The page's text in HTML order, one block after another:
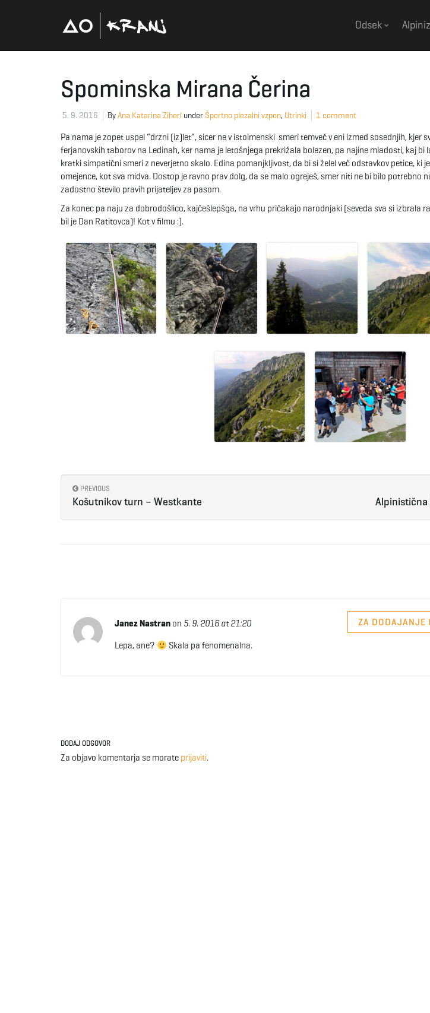
Odsek
Spominska Mirana Čerina
5. 9. 2016 ByAna Katarina Ziherl under Športno plezalni vzpon, Utrinki 1 comment
Pa nama je zopet uspel “drzni (iz)let”, sicer ne v istoimenski smeri temveč v eni izmed sosednjih, kjer
ferjanovskih taborov na Ledinah, ker nama je letošnjega prekrižala bolezen, pa najine mladosti, kaj bi
kratki simpatični smeri z neverjetno skalo. Edina pomanjkljivost, da bi si želel več odstavkov petice, ki
omejence, kot sva midva. Dostop je ravno prav dolg, da se malo ogreješ, smer niti ne bi bilo potrebno
zadostno število pravih prijateljev za pasom.
Za konec pa naju za dobrodošlico, kajčešlepšga, na vrhu pričakajo narodnjaki (seveda sva si izbrala
bil je Dan Ratitovca)! Kot v filmu :).
PREVIOUS
Košutnikov turn – Westkante Alpinistična
Janez Nastranon 5. 9. 2016 at 21:20 ZA DODAJANJE
Lepa, ane? Skala pa fenomenalna.
DODAJ ODGOVOR
Za objavo komentarja se morate prijaviti.